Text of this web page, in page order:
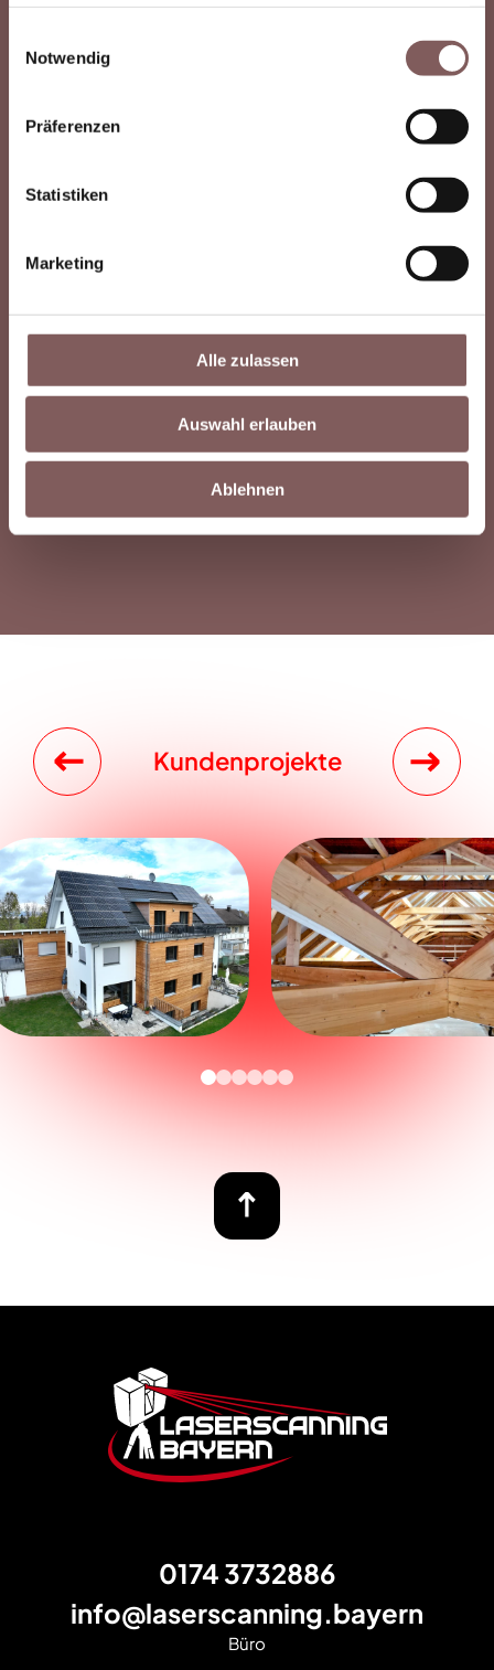
Notwendig
Präferenzen
Statistiken
Marketing
Alle zulassen
Auswahl erlauben
Ablehnen
Baufortschritte und Projektentwicklungen
übersichtlich dokumentieren und langfristig
Hochauflösende Bilder und Videos
Moderne Drohnenkameras liefern detailreiche
Fotos und Videos in hoher Auflösung, die für
verwendet werden können.
Kundenprojekte
0174 3732886
info@laserscanning.bayern
Büro